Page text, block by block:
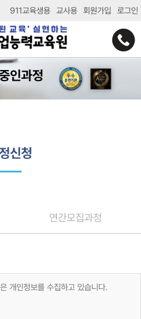
911교육생용 교사용 회원가입 로그인
인과정
신청
연간모집과정
개인정보를 수집하고 있습니다.